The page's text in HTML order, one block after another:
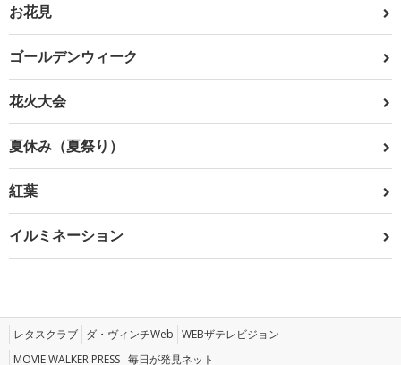
お花見
ゴールデンウィーク
花火大会
夏休み（夏祭り）
紅葉
イルミネーション
レタスクラブ ダ・ヴィンチWeb WEBザテレビジョン
MOVIE WALKER PRESS 毎日が発見ネット